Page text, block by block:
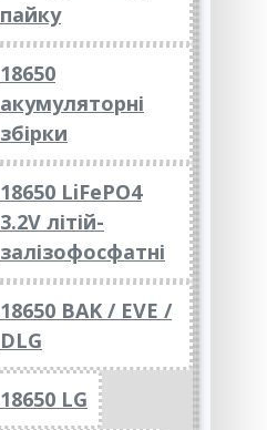
пайку
18650
акумуляторні
збірки
18650 LiFePO4
3.2V літій-
залізофосфатні
18650 BAK / EVE /
DLG
18650 LG